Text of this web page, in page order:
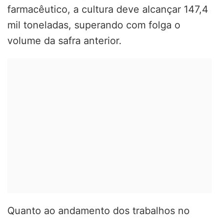
farmacêutico, a cultura deve alcançar 147,4
mil toneladas, superando com folga o
volume da safra anterior.
Quanto ao andamento dos trabalhos no